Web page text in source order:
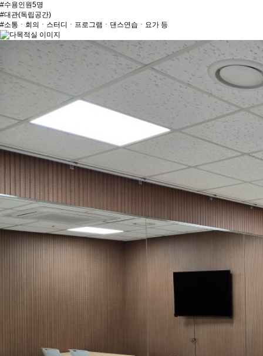
#수용인원5명
#대관(독립공간)
#소통ㆍ회의ㆍ스터디ㆍ프로그램ㆍ댄스연습ㆍ요가 등